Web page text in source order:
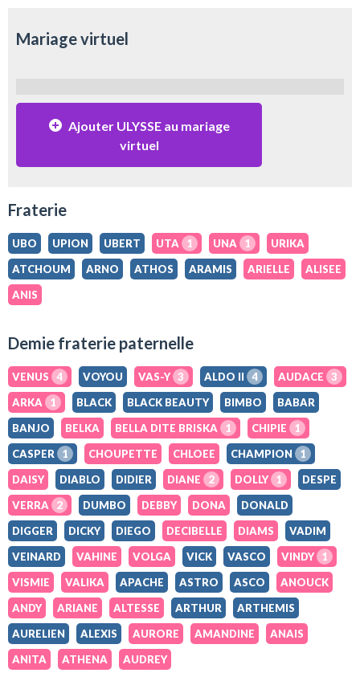
Mariage virtuel
Ajouter ULYSSE au mariage
virtuel
Fraterie
UBO UPION UBERT UTA 1 UNA 1
URIKA
ATCHOUM
ARNO ATHOS ARAMIS ARIELLE
ALISEE
ANIS
Demie fraterie paternelle
VENUS 4 VOYOU VAS-Y 3 ALDO II 4 AUDACE
3
ARKA
1 BLACK BLACK BEAUTY BIMBO
BABAR
BANJO
BELKA BELLA DITE BRISKA 1 CHIPIE
1
CASPER
1 CHOUPETTE CHLOEE CHAMPION
1
DAISY
DIABLO DIDIER DIANE 2 DOLLY 1
DESPE
VERRA
2 DUMBO DEBBY DONA
DONALD
DIGGER
DICKY DIEGO DECIBELLE DIAMS
VADIM
VEINARD
VAHINE VOLGA VICK VASCO VINDY 1
VISMIE
VALIKA APACHE ASTRO ASCO
ANOUCK
ANDY
ARIANE ALTESSE ARTHUR
ARTHEMIS
AURELIEN
ALEXIS AURORE AMANDINE
ANAIS
ANITA
ATHENA AUDREY